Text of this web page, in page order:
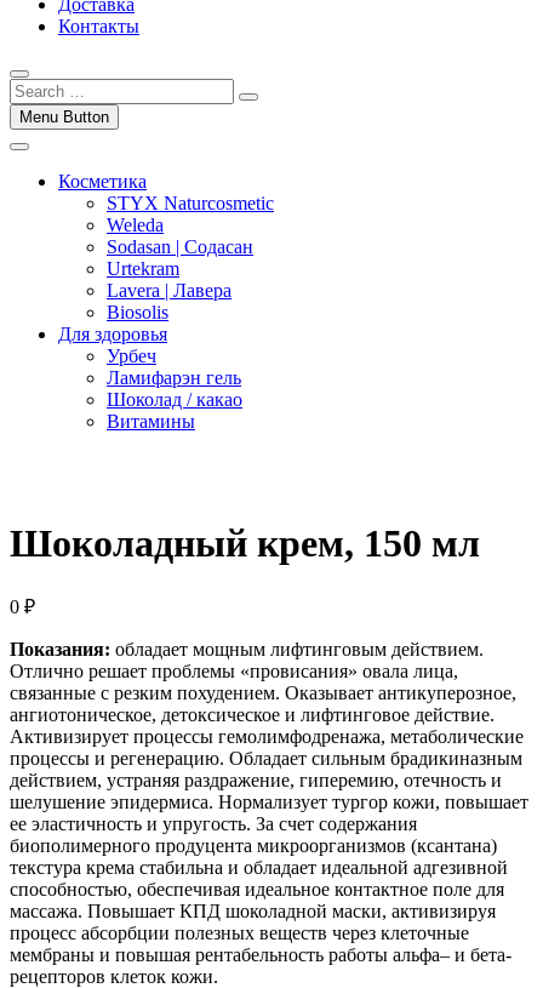
Доставка
Контакты
Menu Button
Косметика
STYX Naturcosmetic
Weleda
Sodasan | Содасан
Urtekram
Lavera | Лавера
Biosolis
Для здоровья
Урбеч
Ламифарэн гель
Шоколад / какао
Витамины
Шоколадный крем, 150 мл
0 ₽
Показания: обладает мощным лифтинговым действием.
Отлично решает проблемы «провисания» овала лица,
связанные с резким похудением. Оказывает антикуперозное,
ангиотоническое, детоксическое и лифтинговое действие.
Активизирует процессы гемолимфодренажа, метаболические
процессы и регенерацию. Обладает сильным брадикиназным
действием, устраняя раздражение, гиперемию, отечность и
шелушение эпидермиса. Нормализует тургор кожи, повышает
ее эластичность и упругость. За счет содержания
биополимерного продуцента микроорганизмов (ксантана)
текстура крема стабильна и обладает идеальной адгезивной
способностью, обеспечивая идеальное контактное поле для
массажа. Повышает КПД шоколадной маски, активизируя
процесс абсорбции полезных веществ через клеточные
мембраны и повышая рентабельность работы альфа– и бета-
рецепторов клеток кожи.